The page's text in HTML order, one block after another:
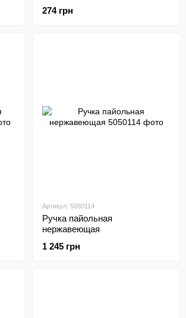
274 грн
Артикул: 5050114
Ручка пайольная
нержавеющая
1 245 грн